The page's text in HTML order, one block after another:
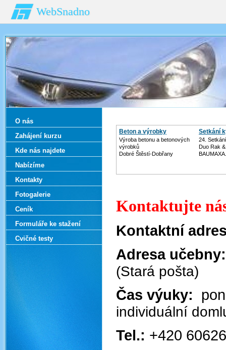
WebSnadno
Beton a výrobky
Výroba betonu a betonových
výrobků
Dobré Štěstí-Dobřany
Setkání
24.
Duo Rak
Kontaktujte
Kontaktní
Adresa
(Stará pošta)
Čas výuky:
individuální
Tel.: +420
O nás
Zahájení kurzu
Kde nás najdete
Nabízíme
Kontakty
Fotogalerie
Ceník
Formuláře ke stažení
Cvičné testy